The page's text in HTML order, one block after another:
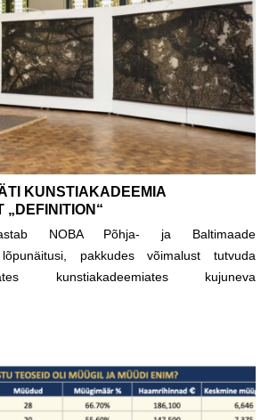
KUNSTIAKADEEMIA
„DEFINITION“
NOBA Põhja- ja Baltimaade
lõpunäitusi, pakkudes võimalust tutvuda
kunstiakadeemiates kujuneva